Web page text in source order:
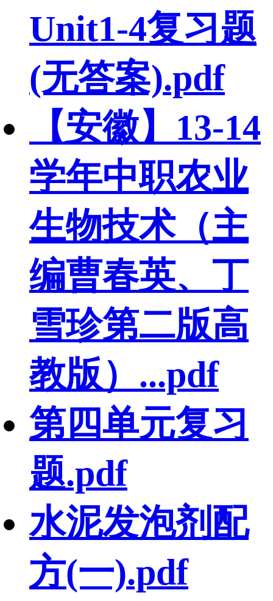
Unit1-4复习题
(无答案).pdf
【安徽】13-14
学年中职农业
生物技术（主
编曹春英、丁
雪珍第二版高
教版）...pdf
第四单元复习
题.pdf
水泥发泡剂配
方(一).pdf